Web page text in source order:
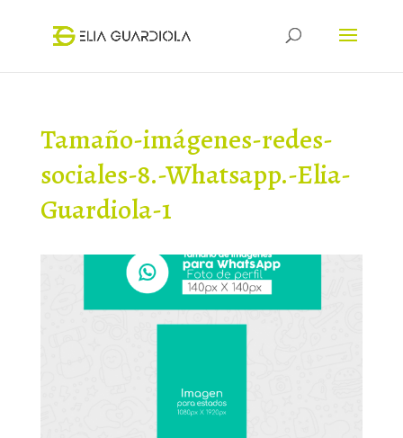
Tamaño-imágenes-redes-
sociales-8.-Whatsapp.-Elia-
Guardiola-1